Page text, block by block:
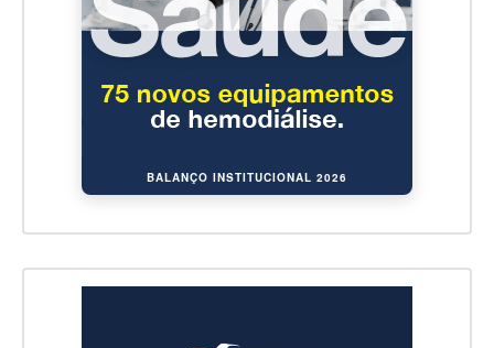
BALANÇO INSTITUCIONAL 2026